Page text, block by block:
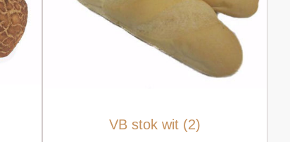
VB stok wit (2)